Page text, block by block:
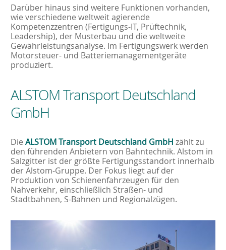
Darüber hinaus sind weitere Funktionen vorhanden,
wie verschiedene weltweit agierende
Kompetenzzentren (Fertigungs-IT, Prüftechnik,
Leadership), der Musterbau und die weltweite
Gewährleistungsanalyse. Im Fertigungswerk werden
Motorsteuer- und Batteriemanagementgeräte
produziert.
ALSTOM Transport Deutschland
GmbH
Die ALSTOM Transport Deutschland GmbH zählt zu
den führenden Anbietern von Bahntechnik. Alstom in
Salzgitter ist der größte Fertigungsstandort innerhalb
der Alstom-Gruppe. Der Fokus liegt auf der
Produktion von Schienenfahrzeugen für den
Nahverkehr, einschließlich Straßen- und
Stadtbahnen, S-Bahnen und Regionalzügen.